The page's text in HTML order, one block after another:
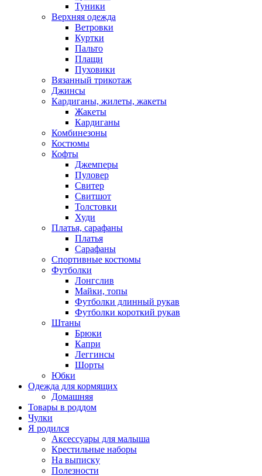
Туники
Верхняя одежда
Ветровки
Куртки
Пальто
Плащи
Пуховики
Вязанный трикотаж
Джинсы
Кардиганы, жилеты, жакеты
Жакеты
Кардиганы
Комбинезоны
Костюмы
Кофты
Джемперы
Пуловер
Свитер
Свитшот
Толстовки
Худи
Платья, сарафаны
Платья
Сарафаны
Спортивные костюмы
Футболки
Лонгслив
Майки, топы
Футболки длинный рукав
Футболки короткий рукав
Штаны
Брюки
Капри
Леггинсы
Шорты
Юбки
Одежда для кормящих
Домашняя
Товары в роддом
Чулки
Я родился
Аксессуары для малыша
Крестильные наборы
На выписку
Полезности